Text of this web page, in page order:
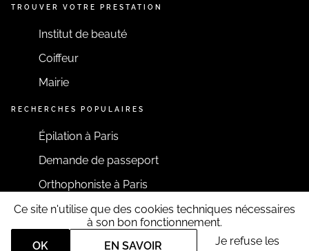
TROUVER VOTRE PRESTATION
Institut de beauté
Coiffeur
Mairie
RECHERCHES POPULAIRES
Épilation à Paris
Demande de passeport
Orthophoniste à Paris
RESTONS CONNECTÉS
Ce site n'utilise que des cookies techniques nécessaires
à son bon fonctionnement.
OK
EN SAVOIR Je refuse les